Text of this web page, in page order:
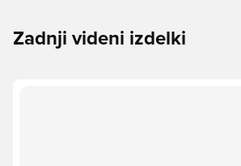
Zadnji videni izdelki